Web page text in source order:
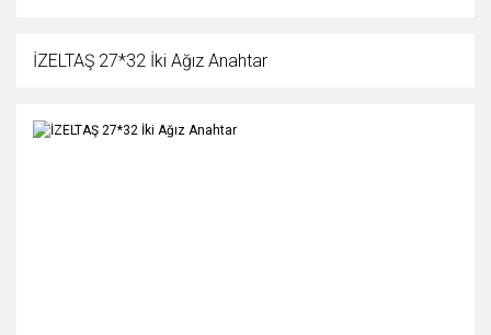
İZELTAŞ 27*32 İki Ağız Anahtar